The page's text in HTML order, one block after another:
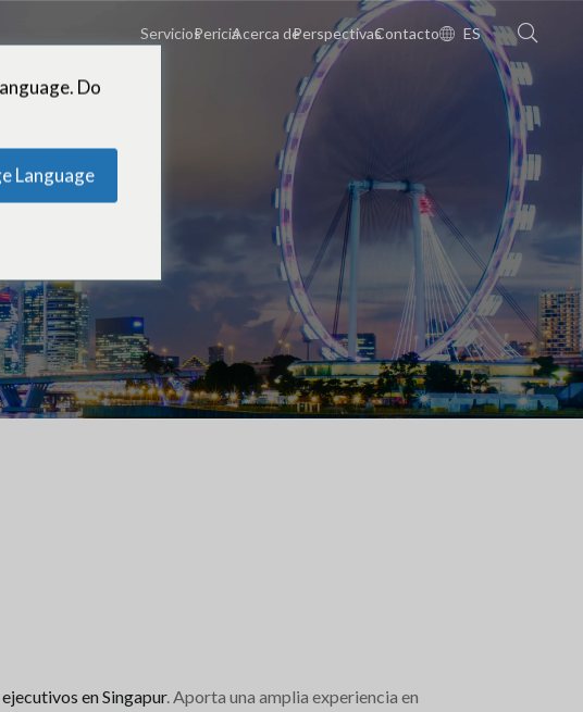
ServiciosPericiaAcerca dePerspectivasContacto ES
en Singapur. Aporta una amplia experiencia en
Do
Language